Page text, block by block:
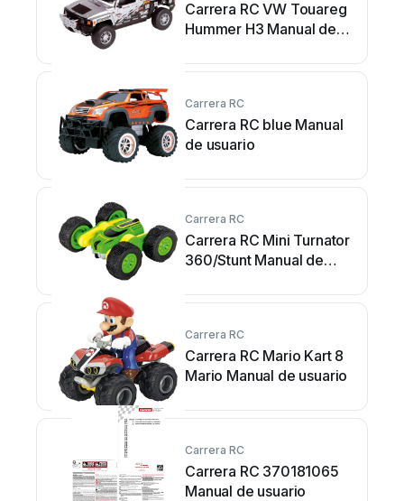
Carrera RC VW Touareg
Hummer H3 Manual de
Carrera RC
Carrera RC blue Manual
de usuario
Carrera RC
Carrera RC Mini Turnator
360/Stunt Manual de
Carrera RC
Carrera RC Mario Kart 8
Mario Manual de usuario
Carrera RC
Carrera RC 370181065
Manual de usuario